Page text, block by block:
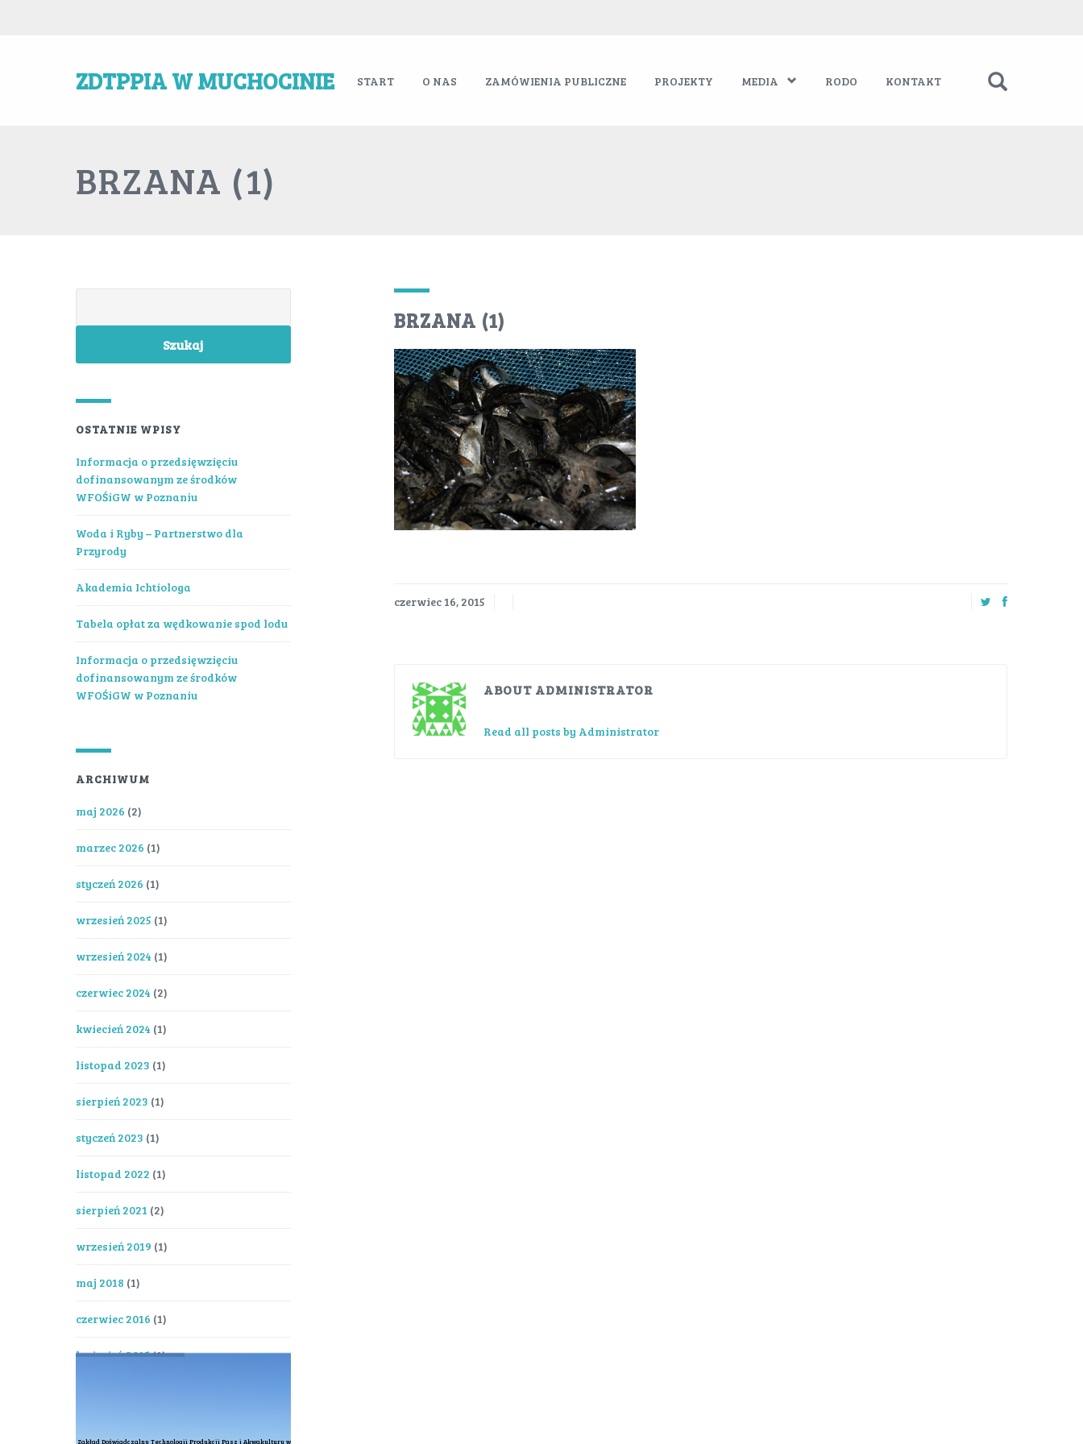
ZDTPPIA W MUCHOCINIE START O NAS ZAMÓWIENIA PUBLICZNE PROJEKTY MEDIA RODO KONTAKT
BRZANA (1)
BRZANA (1)
czerwiec 16, 2015
ABOUT ADMINISTRATOR
Read all posts by Administrator
OSTATNIE WPISY
Informacja o przedsięwzięciu
dofinansowanym ze środków
WFOŚiGW w Poznaniu
Woda i Ryby – Partnerstwo dla
Przyrody
Akademia Ichtiologa
Tabela opłat za wędkowanie spod lodu
Informacja o przedsięwzięciu
dofinansowanym ze środków
WFOŚiGW w Poznaniu
ARCHIWUM
maj 2026 (2)
marzec 2026 (1)
styczeń 2026 (1)
wrzesień 2025 (1)
wrzesień 2024 (1)
czerwiec 2024 (2)
kwiecień 2024 (1)
listopad 2023 (1)
sierpień 2023 (1)
styczeń 2023 (1)
listopad 2022 (1)
sierpień 2021 (2)
wrzesień 2019 (1)
maj 2018 (1)
czerwiec 2016 (1)
kwiecień 2015(1)
Zakład Doświadczalny Technologii Produkcji Pasz i Akwakultury w Muchocinie